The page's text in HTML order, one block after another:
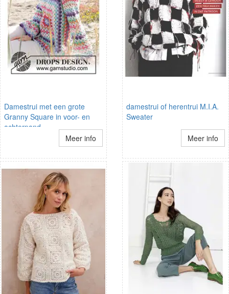
Damestrui met een grote
Granny Square in voor- en
achterpand
Meer info
damestrui of herentrui M.I.A.
Sweater
Meer info